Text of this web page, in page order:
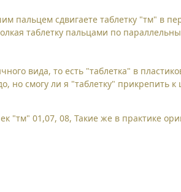
пальцем сдвигаете таблетку "тм" в
таблетку пальцами по
вида, то есть "таблетка" в
но смогу ли я "таблетку" прикрепить
"тм" 01,07, 08, Такие же в практике